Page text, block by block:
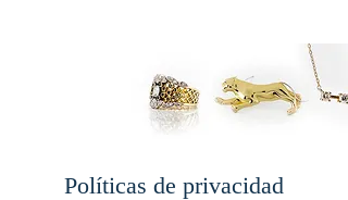
Políticas de privacidad